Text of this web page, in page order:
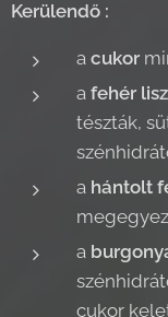
Kerülendő :
a cukor
a fehér lisz
tészták,
a hántolt
a
cukor